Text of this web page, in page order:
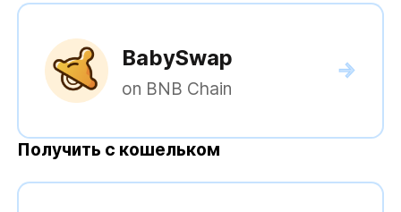
BabySwap
on BNB Chain
Получить с кошельком